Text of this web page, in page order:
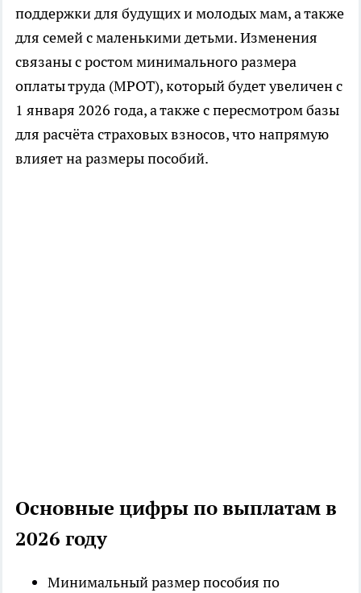
поддержки для будущих и молодых мам, а также
для семей с маленькими детьми. Изменения
связаны с ростом минимального размера
оплаты труда (МРОТ), который будет увеличен с
1 января 2026 года, а также с пересмотром базы
для расчёта страховых взносов, что напрямую
влияет на размеры пособий.
Основные цифры по выплатам в
2026 году
Минимальный размер пособия по